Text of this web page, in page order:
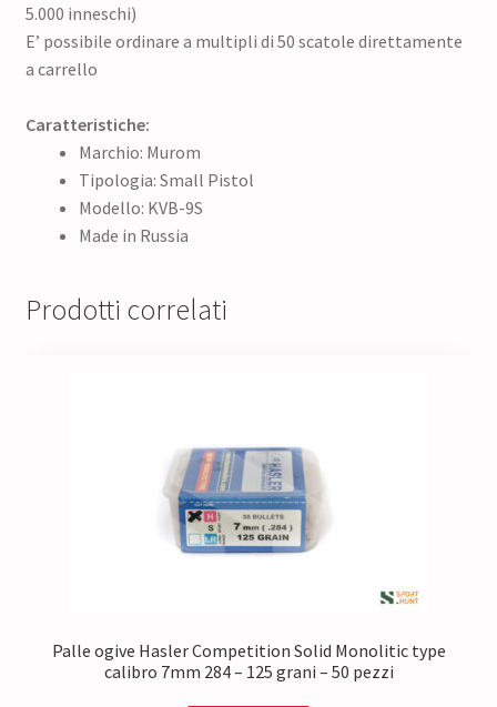
5.000 inneschi)
E’ possibile ordinare a multipli di 50 scatole direttamente
a carrello
Caratteristiche:
Marchio: Murom
Tipologia: Small Pistol
Modello: KVB-9S
Made in Russia
Prodotti correlati
Palle ogive Hasler Competition Solid Monolitic type
calibro 7mm 284 – 125 grani – 50 pezzi